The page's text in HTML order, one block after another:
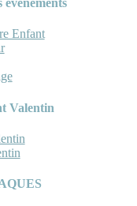
évenements
Enfant
Valentin